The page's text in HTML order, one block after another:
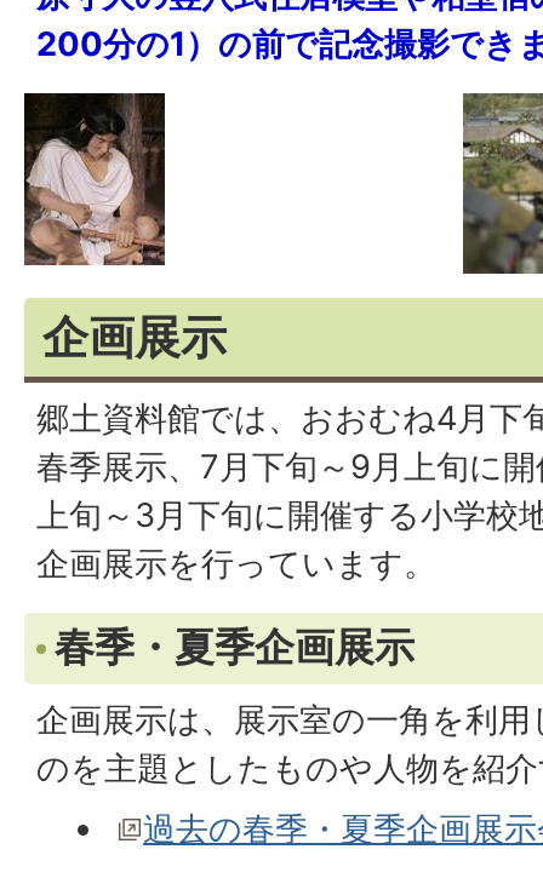
200分の1）の前で記念撮影でき
企画展示
郷土資料館では、おおむね4月下
春季展示、7月下旬～9月上旬に
上旬～3月下旬に開催する小学校
企画展示を行っています。
春季・夏季企画展示
企画展示は、展示室の一角を利
のを主題としたものや人物を紹
過去の春季・夏季企画展